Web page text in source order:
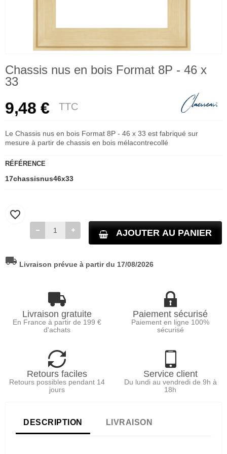
Chassis nus en bois Format 8P - 46 x
33
9,48 € TTC
Le Chassis nus en bois Format 8P - 46 x 33 est fabriqué sur
mesure à partir de chassis en bois mélacontrecollé
RÉFÉRENCE
17chassisnus46x33
AJOUTER AU PANIER
favorite_border
local_shipping Livraison prévue à partir du 17/08/2026
Livraison gratuite
En France à partir de 199 €
d'achats
Paiement sécurisé
Paiement en ligne 100%
sécurisé
Retours faciles
Retours possibles pendant 14
jours
Service client
Du lundi au vendredi de 9h à
18h
DESCRIPTION LIVRAISON